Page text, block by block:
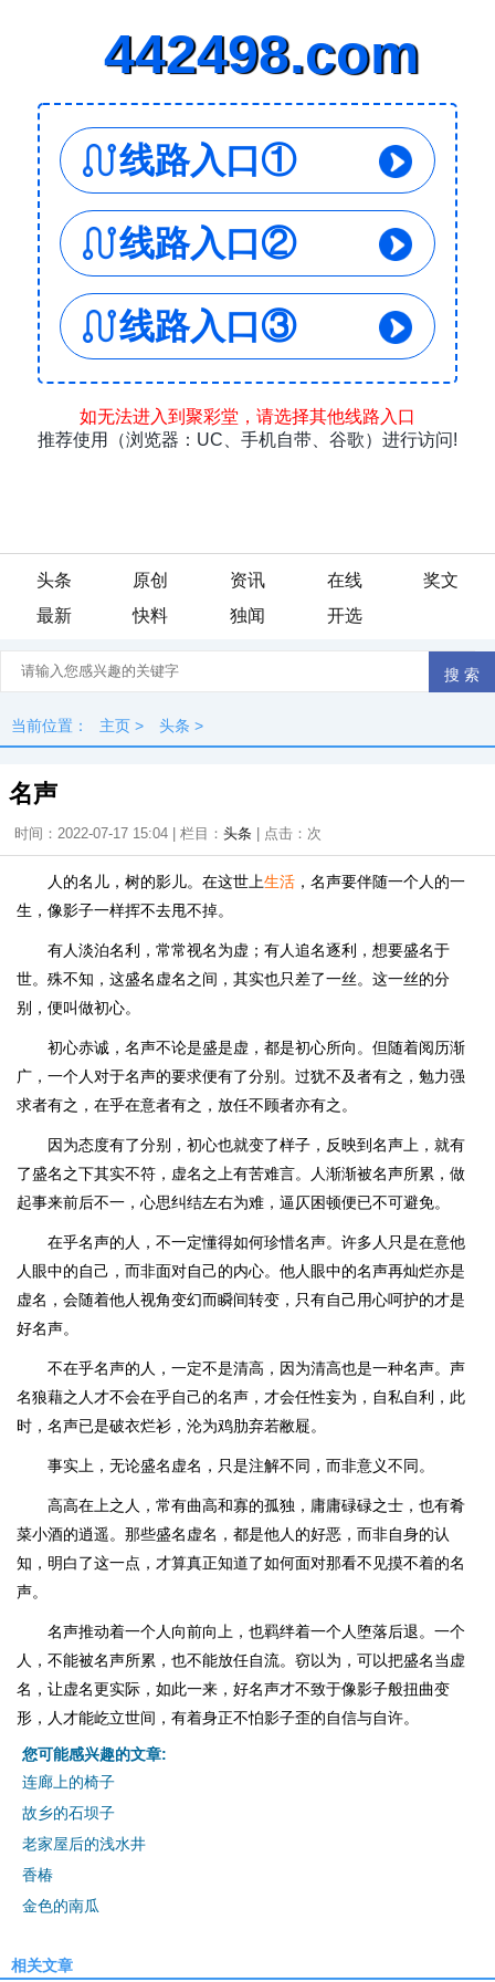
头条 原创 资讯 在线
奖文
最新
快料 独闻 开选
当前位置： 主页 > 头条 >
名声
时间：2022-07-17 15:04 | 栏目： 头条 | 点击： 次
人的名儿，树的影儿。在这世上生活 ，名声要伴随一个人的一
生，像影子一样挥不去甩不掉。
有人淡泊名利，常常视名为虚；有人追名逐利，想要盛名于
世。殊不知，这盛名虚名之间，其实也只差了一丝。这一丝的分
别，便叫做初心。
初心赤诚，名声不论是盛是虚，都是初心所向。但随着阅历渐
广，一个人对于名声的要求便有了分别。过犹不及者有之，勉力强
求者有之，在乎在意者有之，放任不顾者亦有之。
因为态度有了分别，初心也就变了样子，反映到名声上，就有
了盛名之下其实不符，虚名之上有苦难言。人渐渐被名声所累，做
起事来前后不一，心思纠结左右为难，逼仄困顿便已不可避免。
在乎名声的人，不一定懂得如何珍惜名声。许多人只是在意他
人眼中的自己，而非面对自己的内心。他人眼中的名声再灿烂亦是
虚名，会随着他人视角变幻而瞬间转变，只有自己用心呵护的才是
好名声。
不在乎名声的人，一定不是清高，因为清高也是一种名声。声
名狼藉之人才不会在乎自己的名声，才会任性妄为，自私自利，此
时，名声已是破衣烂衫，沦为鸡肋弃若敝屣。
事实上，无论盛名虚名，只是注解不同，而非意义不同。
高高在上之人，常有曲高和寡的孤独，庸庸碌碌之士，也有肴
菜小酒的逍遥。那些盛名虚名，都是他人的好恶，而非自身的认
知，明白了这一点，才算真正知道了如何面对那看不见摸不着的名
声。
名声推动着一个人向前向上，也羁绊着一个人堕落后退。一个
人，不能被名声所累，也不能放任自流。窃以为，可以把盛名当虚
名，让虚名更实际，如此一来，好名声才不致于像影子般扭曲变
形，人才能屹立世间，有着身正不怕影子歪的自信与自许。
您可能感兴趣的文章:
连廊上的椅子
故乡的石坝子
老家屋后的浅水井
香椿
金色的南瓜
相关文章